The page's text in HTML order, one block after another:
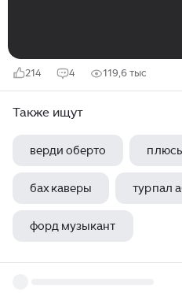
214 4 119,6 тыс
Также ищут
верди оберто
бах каверы турпал
форд музыкант